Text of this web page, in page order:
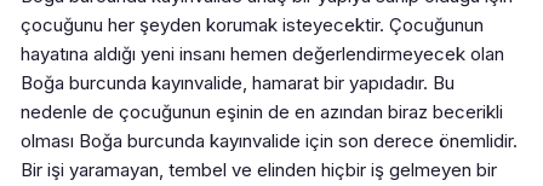
çocuğunu her şeyden korumak isteyecektir. Çocuğunun
hayatına aldığı yeni insanı hemen değerlendirmeyecek olan
Boğa burcunda kayınvalide, hamarat bir yapıdadır. Bu
nedenle de çocuğunun eşinin de en azından biraz becerikli
olması Boğa burcunda kayınvalide için son derece önemlidir.
Bir işi yaramayan, tembel ve elinden hiçbir iş gelmeyen bir